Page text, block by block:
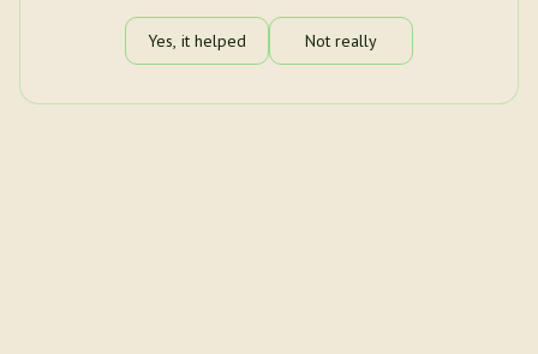
Yes, it helped Not really